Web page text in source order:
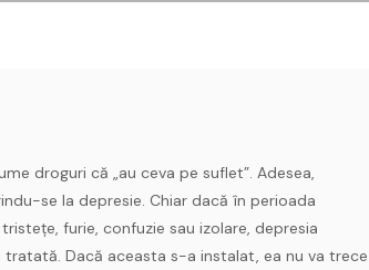
droguri că „au ceva pe suflet”. Adesea,
se la depresie. Chiar dacă în perioada
furie, confuzie sau izolare, depresia
Dacă aceasta s-a instalat, ea nu va trece